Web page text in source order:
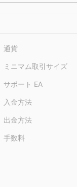
通貨
ミニマム取引サイズ
サポート EA
入金方法
出金方法
手数料